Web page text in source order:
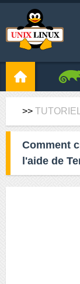
>>
Comment
l'aide de